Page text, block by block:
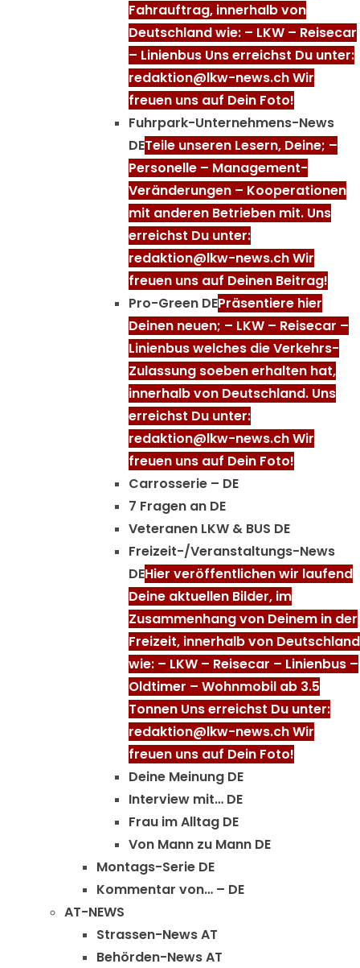
Fahrauftrag, innerhalb von
Deutschland wie: – LKW – Reisecar
– Linienbus Uns erreichst Du unter:
redaktion@lkw-news.ch Wir
freuen uns auf Dein Foto!
Fuhrpark-Unternehmens-News
DETeile unseren Lesern, Deine; –
Personelle – Management-
Veränderungen – Kooperationen
mit anderen Betrieben mit. Uns
erreichst Du unter:
redaktion@lkw-news.ch Wir
freuen uns auf Deinen Beitrag!
Pro-Green DEPräsentiere hier
Deinen neuen; – LKW – Reisecar –
Linienbus welches die Verkehrs-
Zulassung soeben erhalten hat,
innerhalb von Deutschland. Uns
erreichst Du unter:
redaktion@lkw-news.ch Wir
freuen uns auf Dein Foto!
Carrosserie – DE
7 Fragen an DE
Veteranen LKW & BUS DE
Freizeit-/Veranstaltungs-News
DEHier veröffentlichen wir laufend
Deine aktuellen Bilder, im
Zusammenhang von Deinem in der
Freizeit, innerhalb von Deutschland
wie: – LKW – Reisecar – Linienbus –
Oldtimer – Wohnmobil ab 3.5
Tonnen Uns erreichst Du unter:
redaktion@lkw-news.ch Wir
freuen uns auf Dein Foto!
Deine Meinung DE
Interview mit… DE
Frau im Alltag DE
Von Mann zu Mann DE
Montags-Serie DE
Kommentar von… – DE
AT-NEWS
Strassen-News AT
Behörden-News AT